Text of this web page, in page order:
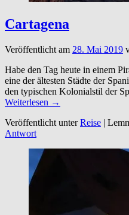
Cartagena
Veröffentlicht am 28. Mai 2019
Habe den Tag heute in einem
eine der ältesten Städte der
den typischen Kolonialstil der
Weiterlesen →
Veröffentlicht unterReise |
Antwort